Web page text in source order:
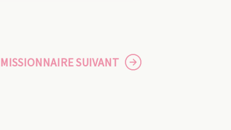
MISSIONNAIRE SUIVANT